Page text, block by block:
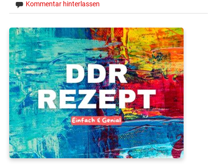
Kommentar hinterlassen